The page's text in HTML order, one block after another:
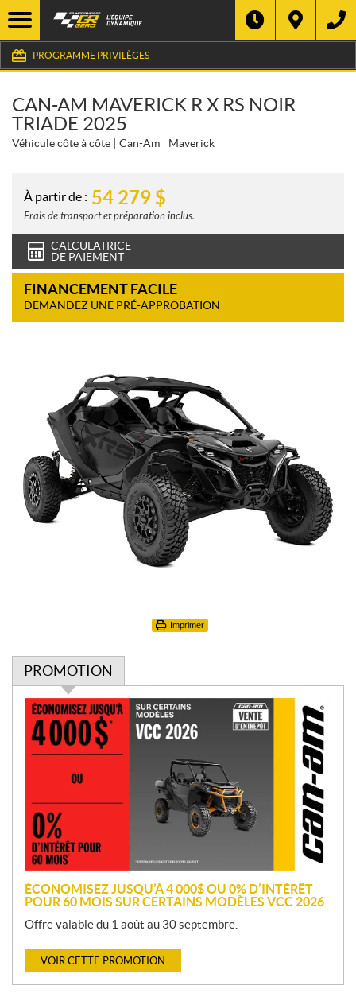
PROGRAMME PRIVILÈGES
CAN-AM MAVERICK R X RS NOIR
TRIADE 2025
Véhicule côte à côte Can-Am Maverick
À partir de : 54 279 $
Frais de transport et préparation inclus.
CALCULATRICE
DE PAIEMENT
FINANCEMENT FACILE
DEMANDEZ UNE PRÉ-APPROBATION
Imprimer
PROMOTION
P
o
m
o
n
ÉCONOMISEZ JUSQU’À 4 000$ OU 0% D’INTÉRÊT
POUR 60 MOIS SUR CERTAINS MODÈLES VCC 2026
Offre valable du 1 août au 30 septembre.
VOIR CETTE PROMOTION